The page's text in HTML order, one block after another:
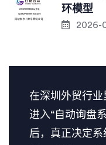
环模型
2026-
在深圳外贸行
进入“自动询盘
后，真正决定